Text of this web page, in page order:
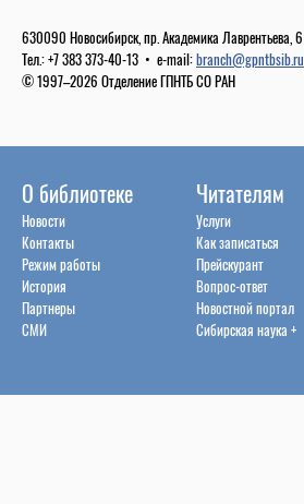
630090 Новосибирск, пр. Академика Лаврентьева, 6
Тел.: +7 383 373-40-13 • e-mail:branch@gpntbsib.ru
© 1997–2026 Отделение ГПНТБ СО РАН
О библиотеке
Новости
Контакты
Режим работы
История
Партнеры
СМИ
Читателям
Услуги
Как записаться
Прейскурант
Вопрос-ответ
Новостной портал
Сибирская наука +